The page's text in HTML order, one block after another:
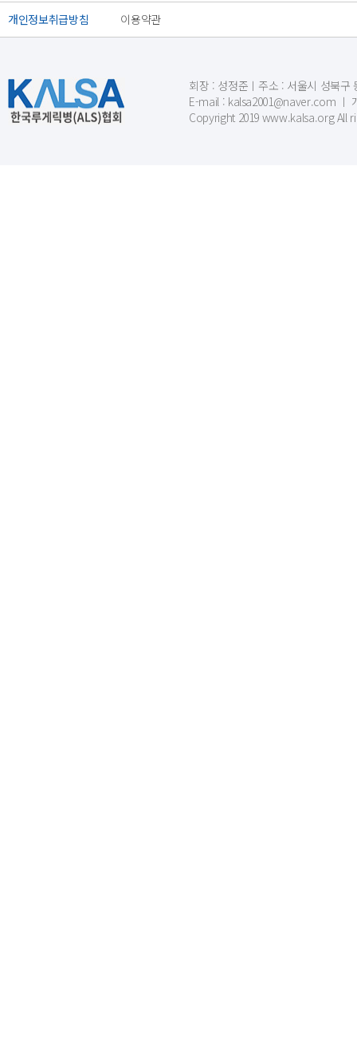
개인정보취급방침 이용약관
회장 : 성정준ㅣ주소 : 서울시 성북구
E-mail : kalsa2001@naver.com ㅣ
Copyright 2019 www.kalsa.org All